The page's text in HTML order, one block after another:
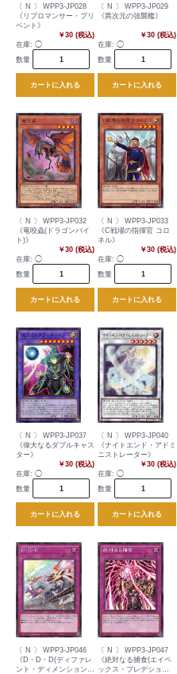
〔 N 〕 WPP3-JP028
《リブロマンサー・プリ
ベント》
￥30 (税込)
在庫: ◯
数量
カートに入れる
〔 N 〕 WPP3-JP029
《異次元の強襲艦》
￥30 (税込)
在庫: ◯
数量
カートに入れる
〔 N 〕 WPP3-JP032
《竜咬蟲(ドラゴンバイ
ト)》
￥30 (税込)
在庫: ◯
数量
カートに入れる
〔 N 〕 WPP3-JP033
《C戦場の指揮官 コロ
ネル》
￥30 (税込)
在庫: ◯
数量
カートに入れる
〔 N 〕 WPP3-JP037
《偉大なるダブルキャス
ター》
￥30 (税込)
在庫: ◯
数量
カートに入れる
〔 N 〕 WPP3-JP040
《ナイトエンド・アドミ
ニストレーター》
￥30 (税込)
在庫: ◯
数量
カートに入れる
〔 N 〕 WPP3-JP046
《D・D・D(ディファレ
ント・ディメンション・
〔 N 〕 WPP3-JP047
《絶対なる捕食(エイペ
ックス・プレデショ